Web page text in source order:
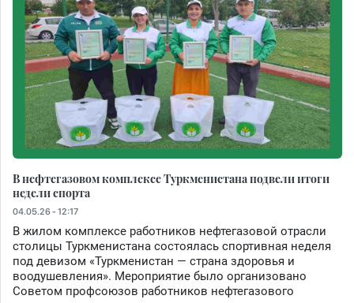
В нефтегазовом комплексе Туркменистана подвели итоги
недели спорта
04.05.26 - 12:17
В жилом комплексе работников нефтегазовой отрасли
столицы Туркменистана состоялась спортивная неделя
под девизом «Туркменистан — страна здоровья и
воодушевления». Мероприятие было организовано
Советом профсоюзов работников нефтегазового